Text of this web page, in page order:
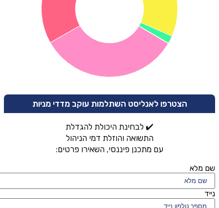
הצטרפו לאנליסט השתלמות עוקב מדדי מניות
✔️ לבחינת היכולת להגדלת
התשואה והוזלת דמי הניהול
עם מתכנן פיננסי, השאירו פרטים:
שם מלא
נייד